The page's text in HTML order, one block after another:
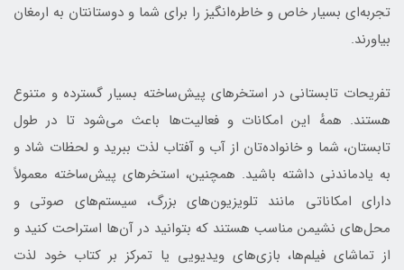
تجربه‌ای بسیار خاص و خاطره‌انگیز را برای شما و دوستانتان به ارمغان
بیاورند.
تفریحات تابستانی در استخرهای پیش‌ساخته بسیار گسترده و متنوع
هستند. همهٔ این امکانات و فعالیت‌ها باعث می‌شود تا در طول
تابستان، شما و خانواده‌تان از آب و آفتاب لذت ببرید و لحظات شاد و
به یادماندنی داشته باشید. همچنین، استخرهای پیش‌ساخته معمولاً
دارای امکاناتی مانند تلویزیون‌های بزرگ، سیستم‌های صوتی و
محل‌های نشیمن مناسب هستند که بتوانید در آن‌ها استراحت کنید و
از تماشای فیلم‌ها، بازی‌های ویدیویی یا تمرکز بر کتاب خود لذت